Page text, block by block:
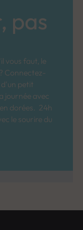
pas
vous faut, le
Connectez-
d'un petit
journée avec
dorées. 24h
le sourire du